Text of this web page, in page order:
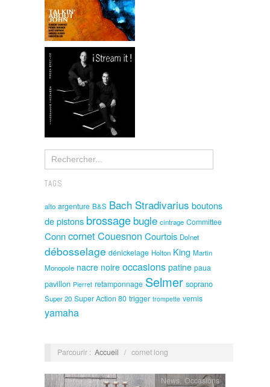
TAGS
alto argenture B&S Bach Stradivarius boutons
de pistons brossage bugle cintrage Committee
ConncornetCouesnon Courtois Dolnet
débosselage dénickelage Holton King Martin
Monopole nacre noire occasions patine paua
pavillon Pierret retamponnage Selmer soprano
Super 20 Super Action 80 trigger trompette vernis
yamaha
Parcourir : Accueil / cornet long
News,Occasions